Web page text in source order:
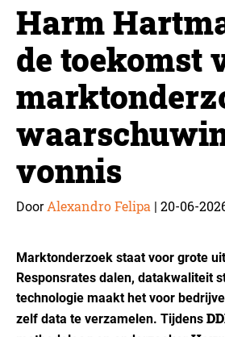
Harm
de toekomst
vonnis
Door Alexandro Felipa | 20-06-
Marktonderzoek staat voor grote
Responsrates dalen, datakwaliteit
technologie maakt het voor
zelf data te verzamelen. Tijdens